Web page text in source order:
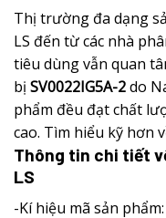
Thị trường đa dạng
LS đến từ các nhà
tiêu dùng vẫn quan
bị SV0022IG5A-2do
phẩm đều đạt chất
cao. Tìm hiểu kỹ hơn
Thông tin chi tiết
LS
-Kí hiệu mã sản phẩm: